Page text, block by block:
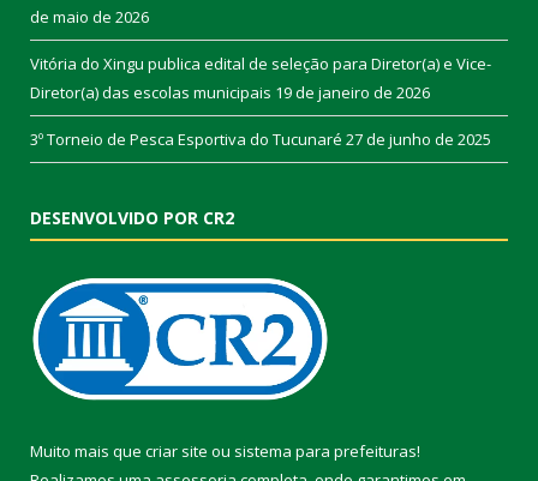
de maio de 2026
Vitória do Xingu publica edital de seleção para Diretor(a) e Vice-
Diretor(a) das escolas municipais 19 de janeiro de 2026
3º Torneio de Pesca Esportiva do Tucunaré 27 de junho de 2025
DESENVOLVIDO POR CR2
Muito mais que criar site ou sistema para prefeituras!